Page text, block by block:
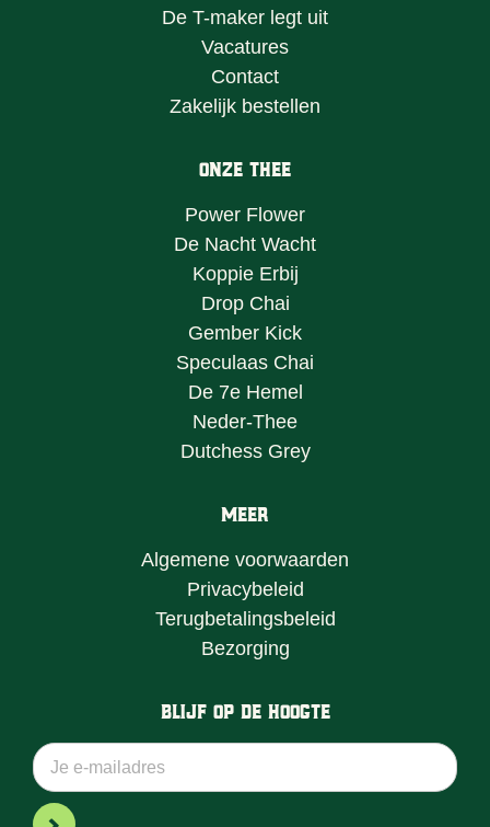
De T-maker legt uit
Vacatures
Contact
Zakelijk bestellen
Onze Thee
Power Flower
De Nacht Wacht
Koppie Erbij
Drop Chai
Gember Kick
Speculaas Chai
De 7e Hemel
Neder-Thee
Dutchess Grey
Meer
Algemene voorwaarden
Privacybeleid
Terugbetalingsbeleid
Bezorging
Blijf op de hoogte